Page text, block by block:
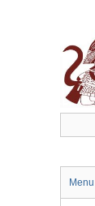
Menu